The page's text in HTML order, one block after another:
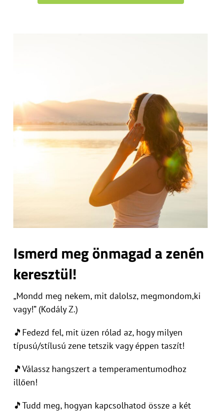
Ismerd meg önmagad a zenén
keresztül!
„Mondd meg nekem, mit dalolsz, megmondom,ki
vagy!” (Kodály Z.)
🎵Fedezd fel, mit üzen rólad az, hogy milyen
típusú/stílusú zene tetszik vagy éppen taszít!
🎵Válassz hangszert a temperamentumodhoz
illően!
🎵Tudd meg, hogyan kapcsolhatod össze a két